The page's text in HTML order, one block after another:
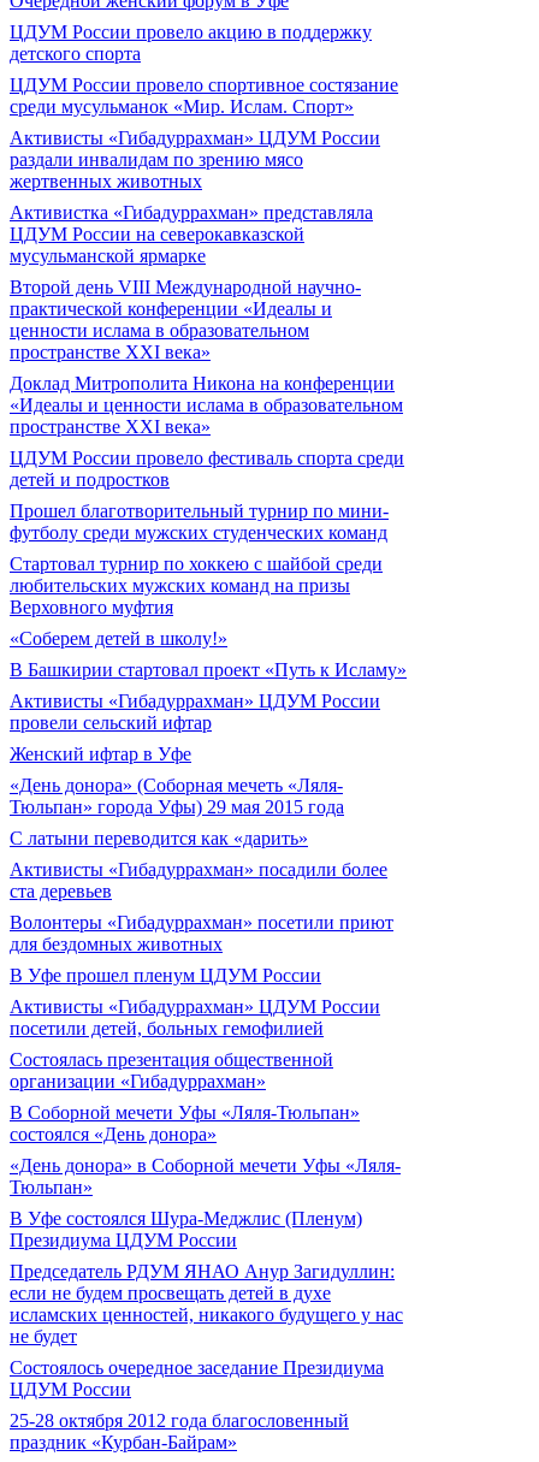
ЦДУМ России провело акцию в поддержку
детского спорта
ЦДУМ России провело спортивное состязание
среди мусульманок «Мир. Ислам. Спорт»
Активисты «Гибадуррахман» ЦДУМ России
раздали инвалидам по зрению мясо
жертвенных животных
Активистка «Гибадуррахман» представляла
ЦДУМ России на северокавказской
мусульманской ярмарке
Второй день VIII Международной научно-
практической конференции «Идеалы и
ценности ислама в образовательном
пространстве XXI века»
Доклад Митрополита Никона на конференции
«Идеалы и ценности ислама в образовательном
пространстве XXI века»
ЦДУМ России провело фестиваль спорта среди
детей и подростков
Прошел благотворительный турнир по мини-
футболу среди мужских студенческих команд
Cтартовал турнир по хоккею с шайбой среди
любительских мужских команд на призы
Верховного муфтия
«Соберем детей в школу!»
В Башкирии стартовал проект «Путь к Исламу»
Активисты «Гибадуррахман» ЦДУМ России
провели сельский ифтар
Женский ифтар в Уфе
«День донора» (Соборная мечеть «Ляля-
Тюльпан» города Уфы) 29 мая 2015 года
С латыни переводится как «дарить»
Активисты «Гибадуррахман» посадили более
ста деревьев
Волонтеры «Гибадуррахман» посетили приют
для бездомных животных
В Уфе прошел пленум ЦДУМ России
Активисты «Гибадуррахман» ЦДУМ России
посетили детей, больных гемофилией
Состоялась презентация общественной
организации «Гибадуррахман»
В Соборной мечети Уфы «Ляля-Тюльпан»
состоялся «День донора»
«День донора» в Соборной мечети Уфы «Ляля-
Тюльпан»
В Уфе состоялся Шура-Меджлис (Пленум)
Президиума ЦДУМ России
Председатель РДУМ ЯНАО Анур Загидуллин:
если не будем просвещать детей в духе
исламских ценностей, никакого будущего у нас
не будет
Состоялось очередное заседание Президиума
ЦДУМ России
25-28 октября 2012 года благословенный
праздник «Курбан-Байрам»